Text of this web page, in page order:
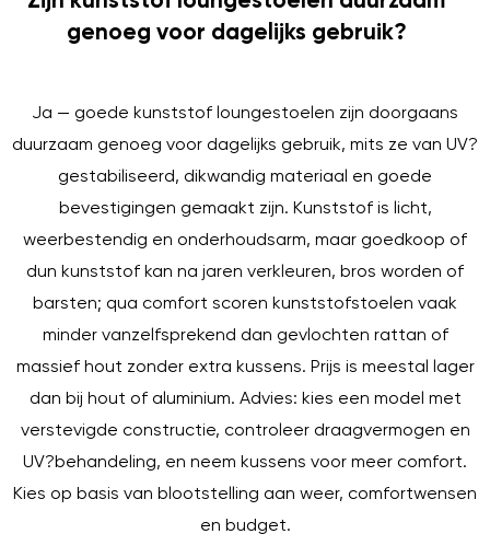
genoeg voor dagelijks gebruik?
Ja — goede kunststof loungestoelen zijn doorgaans
duurzaam genoeg voor dagelijks gebruik, mits ze van UV?
gestabiliseerd, dikwandig materiaal en goede
bevestigingen gemaakt zijn. Kunststof is licht,
weerbestendig en onderhoudsarm, maar goedkoop of
dun kunststof kan na jaren verkleuren, bros worden of
barsten; qua comfort scoren kunststofstoelen vaak
minder vanzelfsprekend dan gevlochten rattan of
massief hout zonder extra kussens. Prijs is meestal lager
dan bij hout of aluminium. Advies: kies een model met
verstevigde constructie, controleer draagvermogen en
UV?behandeling, en neem kussens voor meer comfort.
Kies op basis van blootstelling aan weer, comfortwensen
en budget.